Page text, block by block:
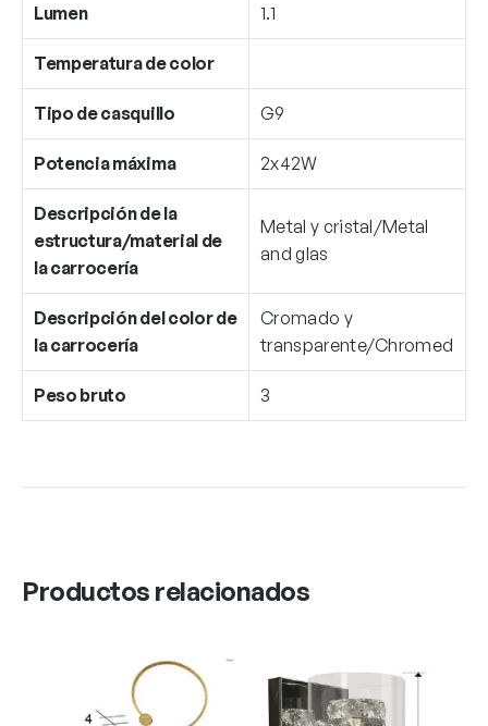
Lumen 1.1
Temperatura de color
Tipo de casquillo G9
Potencia máxima 2x42W
Descripción de la
estructura/material de
la carrocería
Metal y cristal/Metal
and glas
Descripción del color de
la carrocería
Cromado y
transparente/Chromed
Peso bruto 3
Productos relacionados